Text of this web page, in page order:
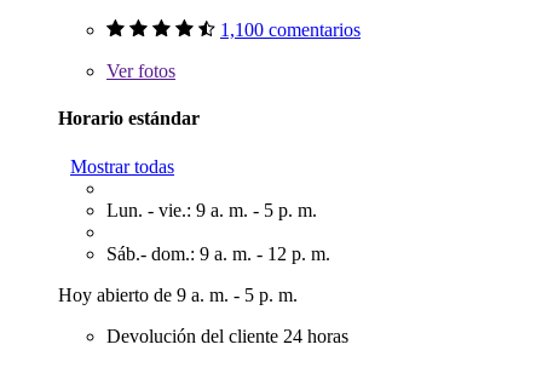
1,100 comentarios
Verfotos
Horario estándar
Mostrar todas
Lun. - vie.: 9 a. m. - 5 p. m.
Sáb.- dom.: 9 a. m. - 12 p. m.
Hoy abierto de 9 a. m. - 5 p. m.
Devolución del cliente 24 horas